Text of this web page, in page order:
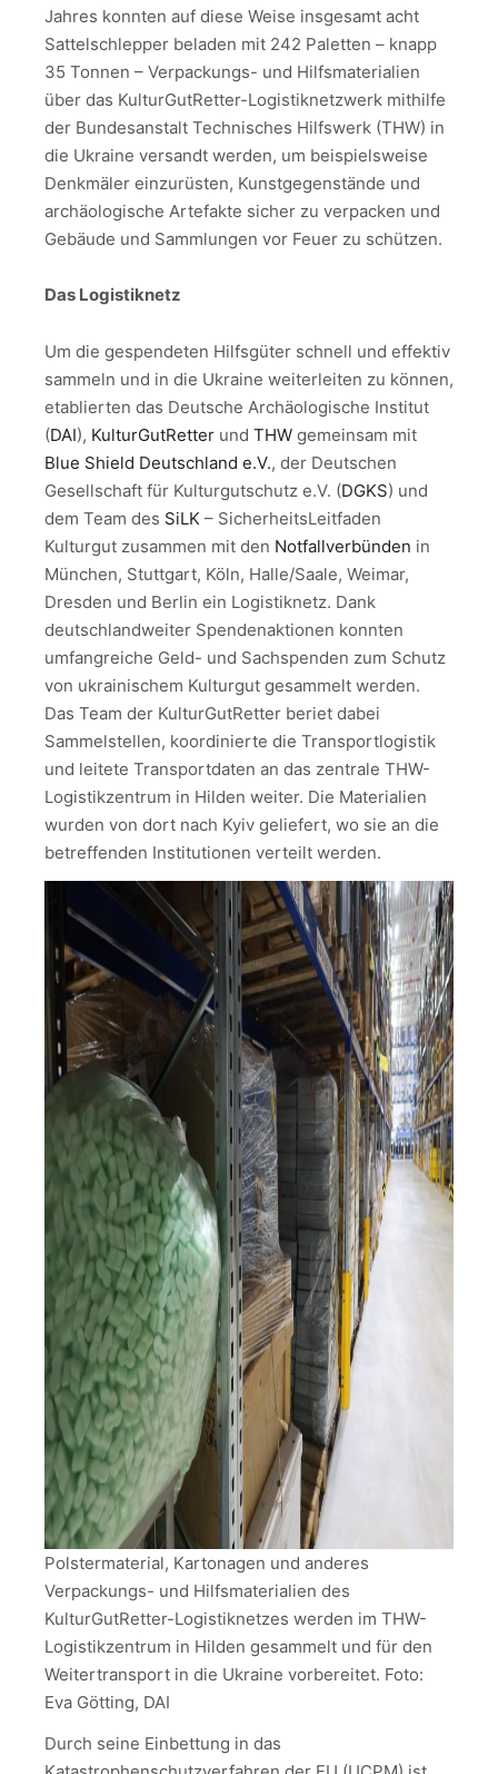
Jahres konnten auf diese Weise insgesamt acht
Sattelschlepper beladen mit 242 Paletten – knapp
35 Tonnen – Verpackungs- und Hilfsmaterialien
über das KulturGutRetter-Logistiknetzwerk mithilfe
der Bundesanstalt Technisches Hilfswerk (THW) in
die Ukraine versandt werden, um beispielsweise
Denkmäler einzurüsten, Kunstgegenstände und
archäologische Artefakte sicher zu verpacken und
Gebäude und Sammlungen vor Feuer zu schützen.
Das Logistiknetz
Um die gespendeten Hilfsgüter schnell und effektiv
sammeln und in die Ukraine weiterleiten zu können,
etablierten das Deutsche Archäologische Institut
(DAI), KulturGutRetter und THW gemeinsam mit
Blue Shield Deutschland e.V., der Deutschen
Gesellschaft für Kulturgutschutz e.V. (DGKS) und
dem Team des SiLK – SicherheitsLeitfaden
Kulturgut zusammen mit den Notfallverbünden in
München, Stuttgart, Köln, Halle/Saale, Weimar,
Dresden und Berlin ein Logistiknetz. Dank
deutschlandweiter Spendenaktionen konnten
umfangreiche Geld- und Sachspenden zum Schutz
von ukrainischem Kulturgut gesammelt werden.
Das Team der KulturGutRetter beriet dabei
Sammelstellen, koordinierte die Transportlogistik
und leitete Transportdaten an das zentrale THW-
Logistikzentrum in Hilden weiter. Die Materialien
wurden von dort nach Kyiv geliefert, wo sie an die
betreffenden Institutionen verteilt werden.
Polstermaterial, Kartonagen und anderes
Verpackungs- und Hilfsmaterialien des
KulturGutRetter-Logistiknetzes werden im THW-
Logistikzentrum in Hilden gesammelt und für den
Weitertransport in die Ukraine vorbereitet. Foto:
Eva Götting, DAI
Durch seine Einbettung in das